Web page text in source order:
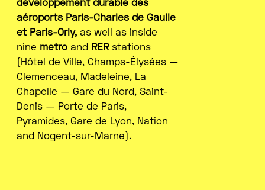
aéroports Paris-Charles de Gaulle
et Paris-Orly, as well as inside
nine metro and RERstations
(Hôtel de Ville, Champs-Élysées —
Clemenceau, Madeleine, La
Chapelle — Gare du Nord, Saint-
Denis — Porte de Paris,
Pyramides, Gare de Lyon, Nation
and Nogent-sur-Marne).